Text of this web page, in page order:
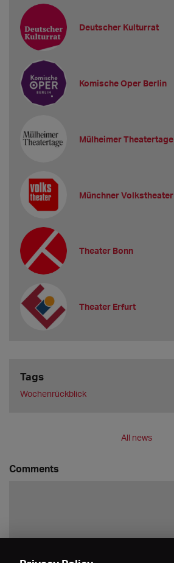
Deutscher Kulturrat
Komische Oper Berlin
Mülheimer Theatertage
Münchner Volkstheater
Theater Bonn
Theater Erfurt
Tags
Wochenrückblick
All news
Comments